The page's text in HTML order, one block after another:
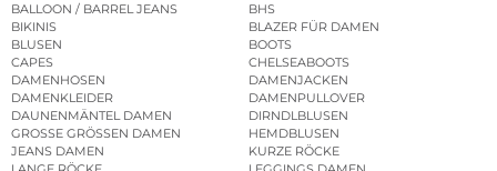
BALLOON / BARREL JEANS
BHS
BIKINIS
BLAZER FÜR DAMEN
BLUSEN
BOOTS
CAPES
CHELSEABOOTS
DAMENHOSEN
DAMENJACKEN
DAMENKLEIDER
DAMENPULLOVER
DAUNENMÄNTEL DAMEN
DIRNDLBLUSEN
GROSSE GRÖSSEN DAMEN
HEMDBLUSEN
JEANS DAMEN
KURZE RÖCKE